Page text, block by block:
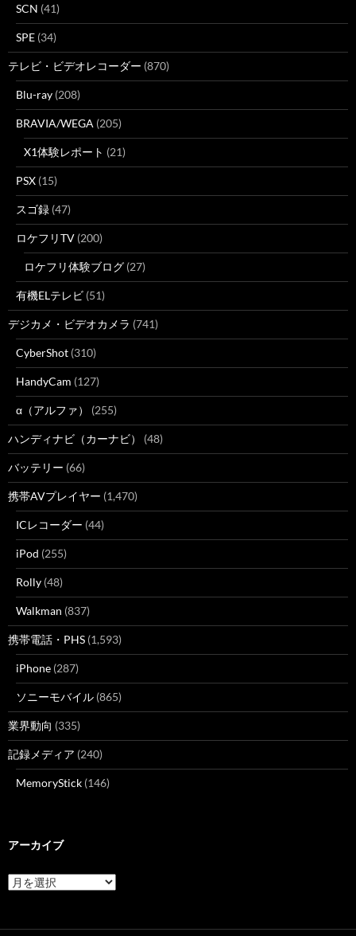
SCN (41)
SPE (34)
テレビ・ビデオレコーダー (870)
Blu-ray (208)
BRAVIA/WEGA (205)
X1体験レポート (21)
PSX (15)
スゴ録 (47)
ロケフリTV (200)
ロケフリ体験ブログ (27)
有機ELテレビ (51)
デジカメ・ビデオカメラ (741)
CyberShot (310)
HandyCam (127)
α（アルファ） (255)
ハンディナビ（カーナビ） (48)
バッテリー (66)
携帯AVプレイヤー (1,470)
ICレコーダー (44)
iPod (255)
Rolly (48)
Walkman (837)
携帯電話・PHS (1,593)
iPhone (287)
ソニーモバイル (865)
業界動向 (335)
記録メディア (240)
MemoryStick (146)
アーカイブ
ア
ー